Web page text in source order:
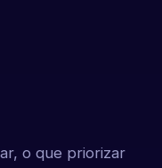
o que priorizar